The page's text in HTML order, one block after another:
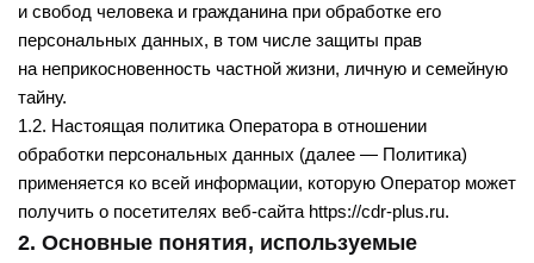
и свобод человека и гражданина при обработке его
персональных данных, в том числе защиты прав
на неприкосновенность частной жизни, личную и семейную
тайну.
1.2. Настоящая политика Оператора в отношении
обработки персональных данных (далее — Политика)
применяется ко всей информации, которую Оператор может
получить о посетителях веб-сайта https://cdr-plus.ru.
2. Основные понятия, используемые